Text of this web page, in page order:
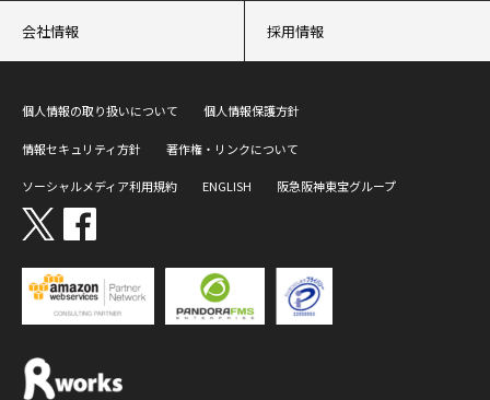
会社情報 採用情報
個人情報の取り扱いについて 個人情報保護方針
情報セキュリティ方針 著作権・リンクについて
ソーシャルメディア利用規約 ENGLISH 阪急阪神東宝グループ